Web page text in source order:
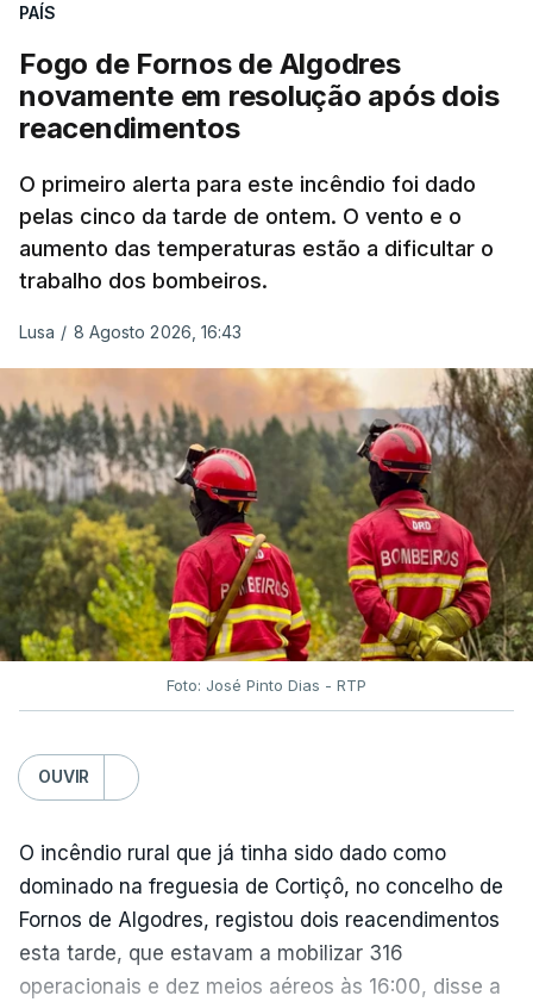
nada disto é incompatível com tratarmos com
crianças", acrescentou.
António José Seguro mostrou dúvidas sobre se é
ERRO100
ESTE CONTEÚDO ESTÁ NESTE
MOMENTO INDISPONÍVEL
O Chega considerou "de uma enorme gravidade" a
decisão do Presidente da Repúblicade enviar para
o Tribunal Constitucional o decreto sobre retorno
de estrangeiros, sustentando tratar-se de "uma
irresponsabilidade".
Na sexta-feira, a Presidência da República
Tribunal Constitucional a fiscalização preventiva do
detenção e retorno de estrangeiros, aprovado com
votos a favor de PSD, IL e CDS-PP e a abstenção
do Chega.
Na nota que acompanha esta decisão, o
PAÍS
Fogo de Fornos de Algodres
novamente em resolução após dois
reacendimentos
O primeiro alerta para este incêndio foi dado
pelas cinco da tarde de ontem. O vento e o
aumento das temperaturas estão a dificultar o
trabalho dos bombeiros.
Lusa / 8 Agosto 2026, 16:43
Foto: José Pinto Dias - RTP
OUVIR
O incêndio rural que já tinha sido dado como
dominado na freguesia de Cortiçô, no concelho de
Fornos de Algodres, registou dois reacendimentos
esta tarde, que estavam a mobilizar 316
operacionais e dez meios aéreos às 16:00, disse a